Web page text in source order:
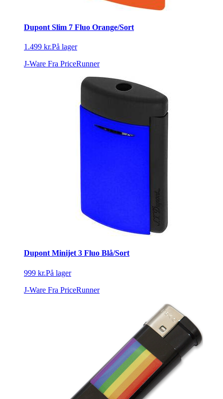
Dupont Slim 7 Fluo Orange/Sort
1.499 kr.På lager
J-Ware Fra PriceRunner
Dupont Minijet 3 Fluo Blå/Sort
999 kr.På lager
J-Ware Fra PriceRunner